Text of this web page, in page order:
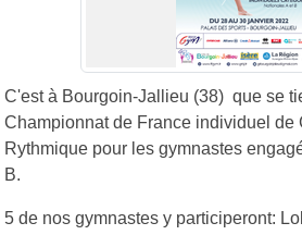
C'est à Bourgoin-Jallieu (38) que se
Championnat de France individuel de
Rythmique pour les gymnastes
B.
5 de nos gymnastes y participeront: